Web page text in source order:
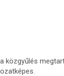
közgyűlés